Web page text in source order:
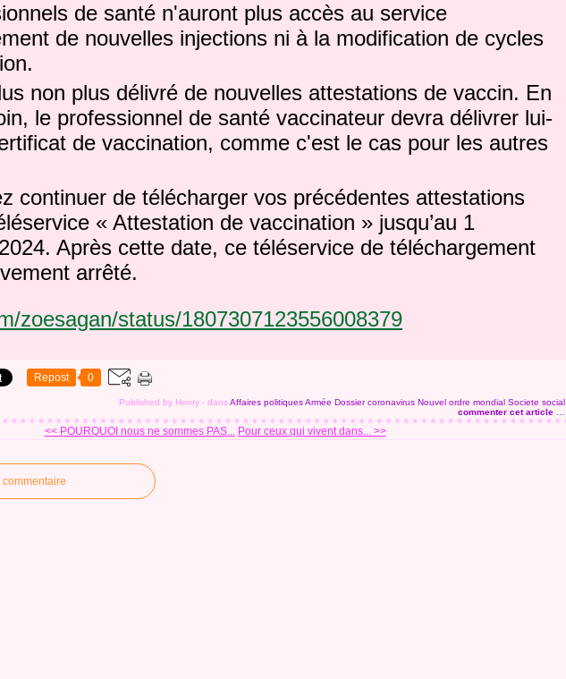
de santé n'auront plus accès au service
de nouvelles injections ni à la modification de cycles
non plus délivré de nouvelles attestations de vaccin. En
le professionnel de santé vaccinateur devra délivrer lui-
de vaccination, comme c'est le cas pour les autres
continuer de télécharger vos précédentes attestations
« Attestation de vaccination » jusqu’au 1
Après cette date, ce téléservice de téléchargement
arrêté.
zoesagan/status/1807307123556008379
Repost 0
Published by Henry - dansAffaires politiquesArmée Dossier coronavirus Nouvel ordre mondial Societe social
commenter cet article
<< POURQUOI nous ne sommes PAS... Pour ceux qui vivent dans... >>